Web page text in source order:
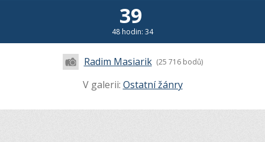
39
48 hodin: 34
Radim Masiarik (25 716 bodů)
V galerii: Ostatní žánry